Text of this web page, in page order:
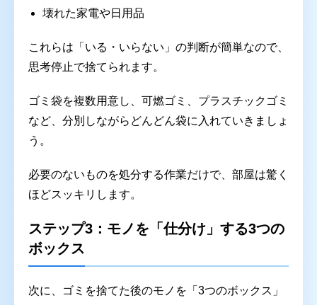
壊れた家電や日用品
これらは「いる・いらない」の判断が簡単なので、
思考停止で捨てられます。
ゴミ袋を複数用意し、可燃ゴミ、プラスチックゴミ
など、分別しながらどんどん袋に入れていきましょ
う。
必要のないものを処分する作業だけで、部屋は驚く
ほどスッキリします。
ステップ3：モノを「仕分け」する3つの
ボックス
次に、ゴミを捨てた後のモノを「3つのボックス」